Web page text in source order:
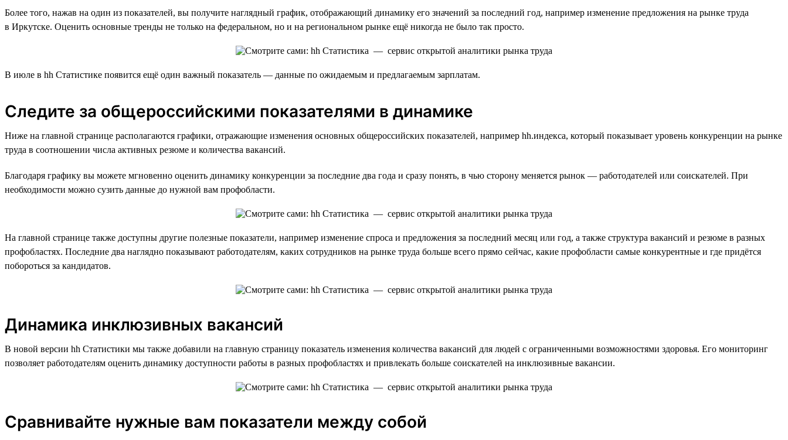
Более того, нажав на один из показателей, вы получите наглядный график, отображающий динамику его значений за последний год, например изменение предложения на рынке труда
в Иркутске. Оценить основные тренды не только на федеральном, но и на региональном рынке ещё никогда не было так просто.
В июле в hh Статистике появится ещё один важный показатель — данные по ожидаемым и предлагаемым зарплатам.
Следите за общероссийскими показателями в динамике
Ниже на главной странице располагаются графики, отражающие изменения основных общероссийских показателей, например hh.индекса, который показывает уровень конкуренции на рынке
труда в соотношении числа активных резюме и количества вакансий.
Благодаря графику вы можете мгновенно оценить динамику конкуренции за последние два года и сразу понять, в чью сторону меняется рынок — работодателей или соискателей. При
необходимости можно сузить данные до нужной вам профобласти.
На главной странице также доступны другие полезные показатели, например изменение спроса и предложения за последний месяц или год, а также структура вакансий и резюме в разных
профобластях. Последние два наглядно показывают работодателям, каких сотрудников на рынке труда больше всего прямо сейчас, какие профобласти самые конкурентные и где придётся
побороться за кандидатов.
Динамика инклюзивных вакансий
В новой версии hh Статистики мы также добавили на главную страницу показатель изменения количества вакансий для людей с ограниченными возможностями здоровья. Его мониторинг
позволяет работодателям оценить динамику доступности работы в разных профобластях и привлекать больше соискателей на инклюзивные вакансии.
Сравнивайте нужные вам показатели между собой